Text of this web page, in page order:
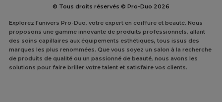
© Tous droits réservés © Pro-Duo 2026
Explorez l'univers Pro-Duo, votre expert en coiffure et beauté. Nous
proposons une gamme innovante de produits professionnels, allant
des soins capillaires aux équipements esthétiques, tous issus des
marques les plus renommées. Que vous soyez un salon à la recherche
de produits de qualité ou un passionné de beauté, nous avons les
solutions pour faire briller votre talent et satisfaire vos clients.